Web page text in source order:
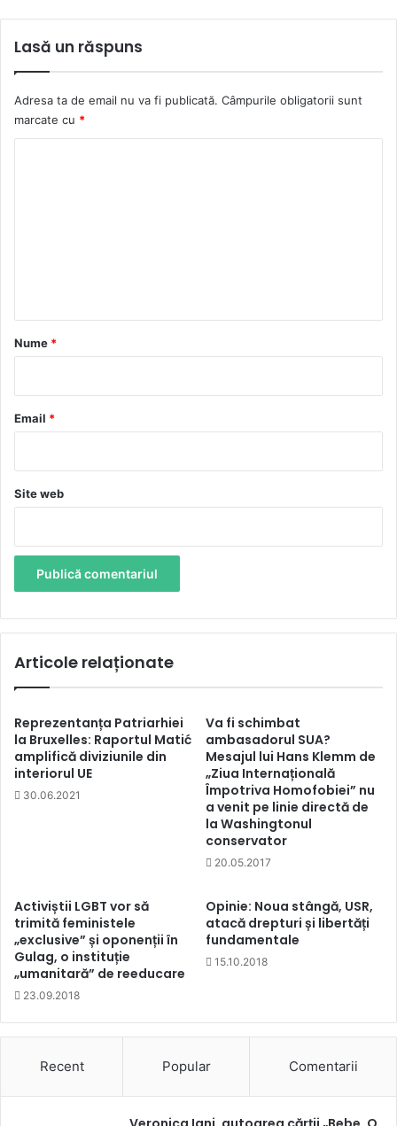
Lasă un răspuns
Adresa ta de email nu va fi publicată. Câmpurile obligatorii sunt
marcate cu *
r
*
Nume *
Email *
Site web
Articole relaționate
Reprezentanța Patriarhiei
la Bruxelles: Raportul Matić
amplifică diviziunile din
interiorul UE
30.06.2021
Va fi schimbat
ambasadorul SUA?
Mesajul lui Hans Klemm de
„Ziua Internațională
Împotriva Homofobiei” nu
a venit pe linie directă de
la Washingtonul
conservator
20.05.2017
Activiștii LGBT vor să
trimită feministele
„exclusive” și oponenții în
Gulag, o instituție
„umanitară” de reeducare
23.09.2018
Opinie: Noua stângă, USR,
atacă drepturi și libertăți
fundamentale
15.10.2018
Recent Popular Comentarii